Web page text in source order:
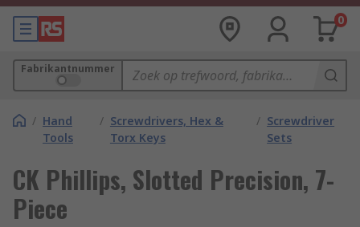
0
Fabrikantnummer
/ Hand
Tools
/ Screwdrivers, Hex &
Torx Keys
/ Screwdriver
Sets
CK Phillips, Slotted Precision, 7-
Piece